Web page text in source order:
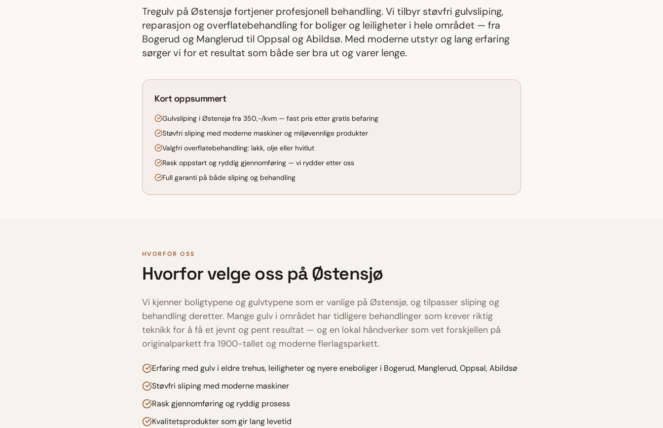
Tregulv på Østensjø fortjener profesjonell behandling. Vi tilbyr støvfri gulvsliping,
reparasjon og overflatebehandling for boliger og leiligheter i hele området — fra
Bogerud og Manglerud til Oppsal og Abildsø. Med moderne utstyr og lang erfaring
sørger vi for et resultat som både ser bra ut og varer lenge.
Kort oppsummert
Gulvsliping i Østensjø fra 350,-/kvm — fast pris etter gratis befaring
Støvfri sliping med moderne maskiner og miljøvennlige produkter
Valgfri overflatebehandling: lakk, olje eller hvitlut
Rask oppstart og ryddig gjennomføring — vi rydder etter oss
Full garanti på både sliping og behandling
HVORFOR OSS
Hvorfor velge oss påØstensjø
Vi kjenner boligtypene og gulvtypene som er vanlige på Østensjø, og tilpasser sliping og
behandling deretter. Mange gulv i området har tidligere behandlinger som krever riktig
teknikk for å få et jevnt og pent resultat — og en lokal håndverker som vet forskjellen på
originalparkett fra 1900-tallet og moderne flerlagsparkett.
Erfaring med gulv i eldre trehus, leiligheter og nyere eneboliger i Bogerud, Manglerud, Oppsal, Abildsø
Støvfri sliping med moderne maskiner
Rask gjennomføring og ryddig prosess
Kvalitetsprodukter som gir lang levetid